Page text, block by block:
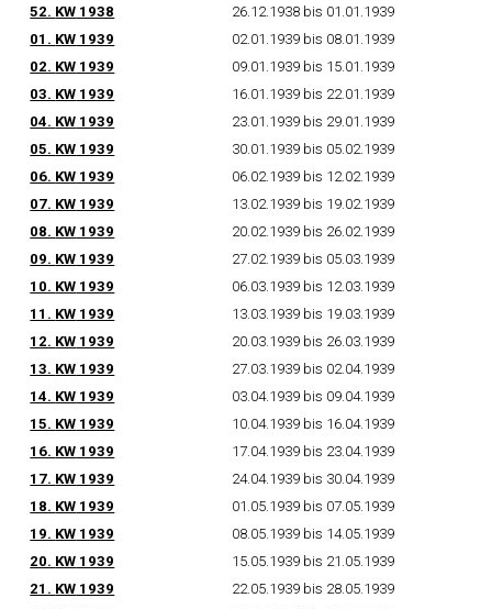
52. KW 1938
26.12.1938 bis 01.01.1939
01. KW 1939
02.01.1939 bis 08.01.1939
02. KW 1939
09.01.1939 bis 15.01.1939
03. KW 1939
16.01.1939 bis 22.01.1939
04. KW 1939
23.01.1939 bis 29.01.1939
05. KW 1939
30.01.1939 bis 05.02.1939
06. KW 1939
06.02.1939 bis 12.02.1939
07. KW 1939
13.02.1939 bis 19.02.1939
08. KW 1939
20.02.1939 bis 26.02.1939
09. KW 1939
27.02.1939 bis 05.03.1939
10. KW 1939
06.03.1939 bis 12.03.1939
11. KW 1939
13.03.1939 bis 19.03.1939
12. KW 1939
20.03.1939 bis 26.03.1939
13. KW 1939
27.03.1939 bis 02.04.1939
14. KW 1939
03.04.1939 bis 09.04.1939
15. KW 1939
10.04.1939 bis 16.04.1939
16. KW 1939
17.04.1939 bis 23.04.1939
17. KW 1939
24.04.1939 bis 30.04.1939
18. KW 1939
01.05.1939 bis 07.05.1939
19. KW 1939
08.05.1939 bis 14.05.1939
20. KW 1939
15.05.1939 bis 21.05.1939
21. KW 1939
22.05.1939 bis 28.05.1939